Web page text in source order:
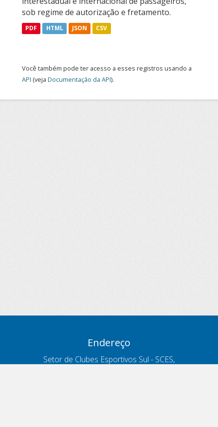
sob regime de autorização e fretamento.
PDF HTML JSON CSV
Você também pode ter acesso a esses registros usando a
API (veja Documentação da API).
Endereço
Setor de Clubes Esportivos Sul - SCES,